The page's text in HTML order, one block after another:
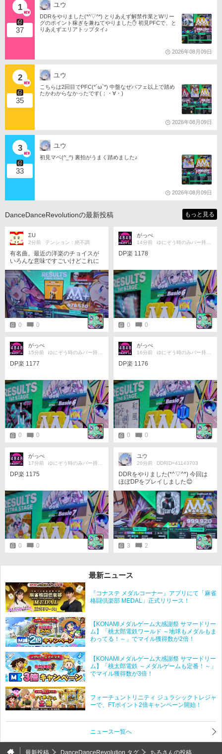
1
37
ユウ
DDRをやりました(*^▽^*) とりあえず解禁作業とWリー
グのポイント稼ぎを兼ねてやりました✋️ 初見PFCで、と
りあえずエリアトップタイ♪
2026年08月09日
2
35
ユウ
こちらは2回目でPFC(*´ω`*) 中盤なぜパフェ以上で踏め
たかわからなかったです(；・∀・)
2026年08月09日
3
33
ユウ
初見マベ(^_^) 裏拍がうまく踏めました♪
2026年08月09日
DanceDanceRevolutionの最新投稿 もっと見る
ΣU
2分前 テンション：絶不調
有名曲。最近の洋楽のチョイスが
いろんな意味ですごいけどこれに
おいては特に著作権料エグそう。
ていうか捻り譜面すぎて…
0 0
がっぺ
14分前 ゆにぞう時のみバー持ちです。
DP楽 1178
0 0
がっぺ
15分前 ゆにぞう時のみバー持ちです。
DP楽 1177
0 0
がっぺ
16分前 ゆにぞう時のみバー持ちです。
DP楽 1176
0 0
がっぺ
17分前 ゆにぞう時のみバー持ちです。
DP楽 1175
0 0
ユウ
20分前 DDRID=41143703
DDRをやりました(*^▽^*) 今回は
ほぼDPをプレイしました😊
3 2
最新ニュース
『コナステ メダルコーナー』アプリにて「麻雀
格闘倶楽部 MEDAL」正式リリース！
【KONAMIメダルゲーム大感謝祭 サマードリー
ム】「桃太郎電鉄ワールド ～地球もメダルもま
わってる！～」でマイル獲得数が2倍！
【KONAMIメダルゲーム大感謝祭 サマードリー
ム】「桃太郎電鉄 ～メダルゲームも定番！～」
でマイル獲得数が3倍！
フォーチュントリニティ ジュラシックトレジャ
ーで、FTポイント2倍キャンペーン開始！
ニュース一覧へ
最新投稿 DanceDanceRevolution タグ ちるさんの投稿